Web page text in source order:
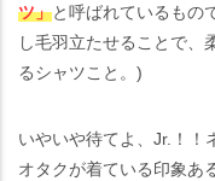
ツ」と呼ばれているもの
し毛羽立たせることで、
るシャツこと。)
いやいや待てよ、Jr.！！
オタクが着ている印象あ